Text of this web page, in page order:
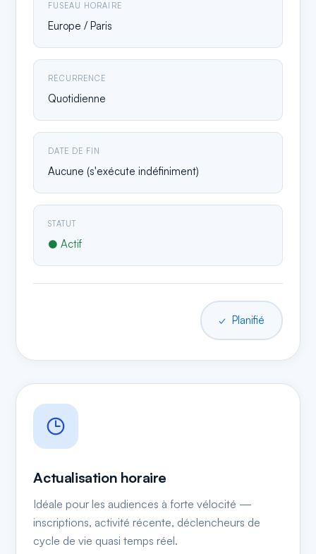
FUSEAU HORAIRE
Europe / Paris
RÉCURRENCE
Quotidienne
DATE DE FIN
Aucune (s'exécute indéfiniment)
STATUT
● Actif
✓ Planifié
Actualisation horaire
Idéale pour les audiences à forte vélocité —
inscriptions, activité récente, déclencheurs de
cycle de vie quasi temps réel.